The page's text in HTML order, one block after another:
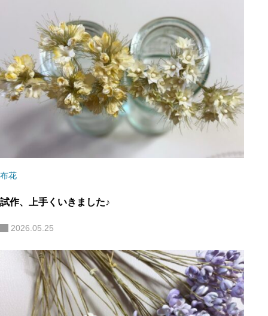
布花
試作、上手くいきました♪
2026.05.25